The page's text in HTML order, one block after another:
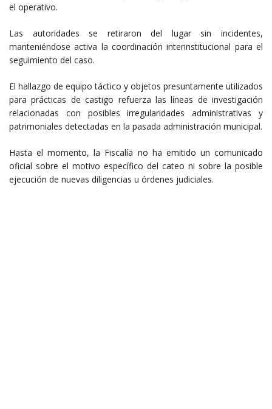
el operativo.
Las autoridades se retiraron del lugar sin incidentes,
manteniéndose activa la coordinación interinstitucional para el
seguimiento del caso.
El hallazgo de equipo táctico y objetos presuntamente utilizados
para prácticas de castigo refuerza las líneas de investigación
relacionadas con posibles irregularidades administrativas y
patrimoniales detectadas en la pasada administración municipal.
Hasta el momento, la Fiscalía no ha emitido un comunicado
oficial sobre el motivo específico del cateo ni sobre la posible
ejecución de nuevas diligencias u órdenes judiciales.